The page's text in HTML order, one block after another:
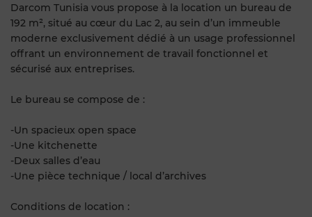
Darcom Tunisia vous propose à la location un bureau de
192 m², situé au cœur du Lac 2, au sein d’un immeuble
moderne exclusivement dédié à un usage professionnel
offrant un environnement de travail fonctionnel et
sécurisé aux entreprises.
Le bureau se compose de :
-Un spacieux open space
-Une kitchenette
-Deux salles d’eau
-Une pièce technique / local d’archives
Conditions de location :